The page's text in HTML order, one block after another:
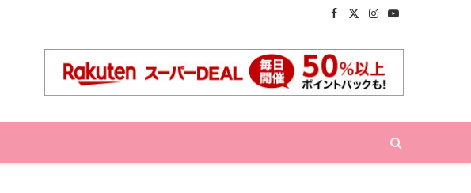
Facebook
X
Instagram
YouTube